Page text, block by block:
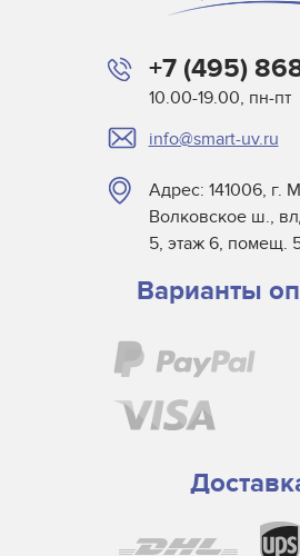
+7 (495)
10.00-19.00, пн-пт
info@smart-uv.ru
Адрес: 141006, г.
Волковское ш.,
5, этаж 6, помещ.
Варианты